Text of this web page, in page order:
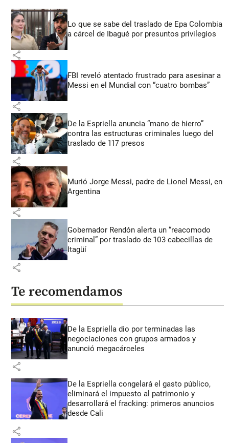
Lo que se sabe del traslado de Epa Colombia
a cárcel de Ibagué por presuntos privilegios
share
FBI reveló atentado frustrado para asesinar a
Messi en el Mundial con “cuatro bombas”
share
De la Espriella anuncia “mano de hierro”
contra las estructuras criminales luego del
traslado de 117 presos
share
Murió Jorge Messi, padre de Lionel Messi, en
Argentina
share
Gobernador Rendón alerta un “reacomodo
criminal” por traslado de 103 cabecillas de
Itagüí
share
Te recomendamos
De la Espriella dio por terminadas las
negociaciones con grupos armados y
anunció megacárceles
share
De la Espriella congelará el gasto público,
eliminará el impuesto al patrimonio y
desarrollará el fracking: primeros anuncios
desde Cali
share